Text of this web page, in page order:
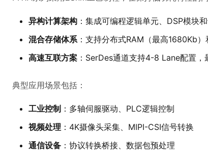
异构计算架构 ：集成可编程逻辑单元、DSP模块
混合存储体系：支持分布式RAM（最高1680Kb
高速互联方案 ：SerDes通道支持4-8 Lane配置
典型应用场景包括：
工业控制 ：多轴伺服驱动、PLC逻辑控制
视频处理 ：4K摄像头采集、MIPI-CSI信号转换
通信设备 ：协议转换桥接、数据包预处理